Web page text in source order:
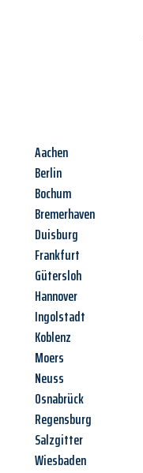
Aachen
Berlin
Bochum
Bremerhaven
Duisburg
Frankfurt
Gütersloh
Hannover
Ingolstadt
Koblenz
Moers
Neuss
Osnabrück
Regensburg
Salzgitter
Wiesbaden